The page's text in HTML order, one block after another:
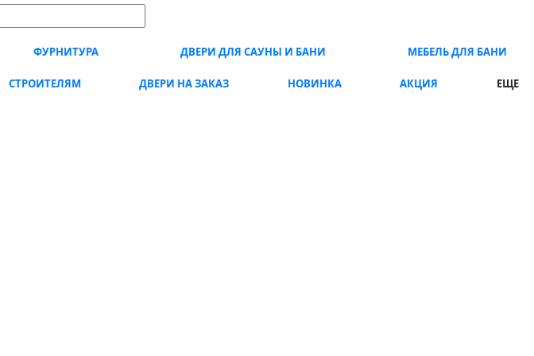
ФУРНИТУРА ДВЕРИ ДЛЯ САУНЫ И БАНИ МЕБЕЛЬ ДЛЯ БАНИ
СТРОИТЕЛЯМ ДВЕРИ НА ЗАКАЗ НОВИНКА АКЦИЯ ЕЩЕ